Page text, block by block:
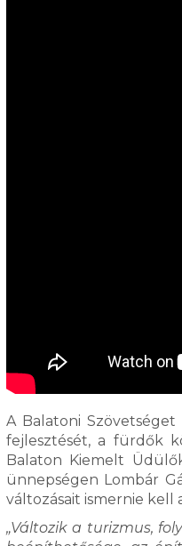
A Balatoni
fejlesztését, a fürdők
Balaton Kiemelt
ünnepségen Lombár
változásait ismernie kell
„Változik a turizmus,